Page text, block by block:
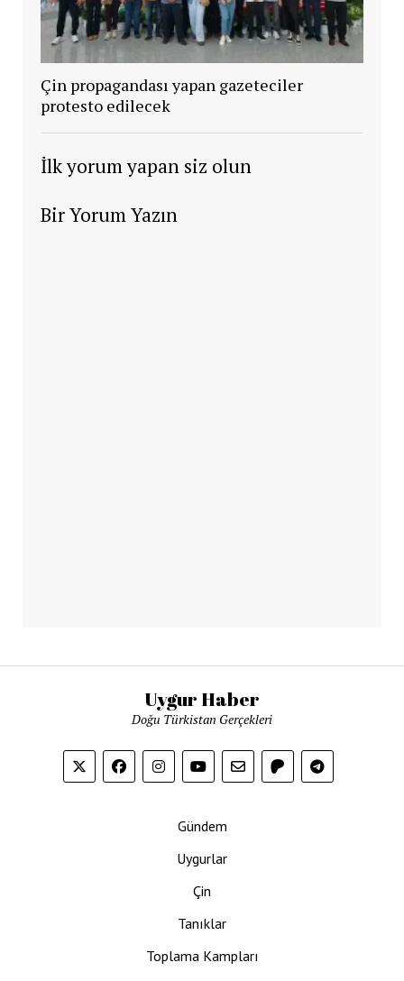
Çin propagandası yapan gazeteciler
protesto edilecek
İlk yorum yapan siz olun
Bir Yorum Yazın
Uygur Haber
Doğu Türkistan Gerçekleri
Gündem
Uygurlar
Çin
Tanıklar
Toplama Kampları